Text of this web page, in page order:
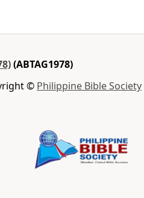
(ABTAG1978)
© Philippine Bible Society